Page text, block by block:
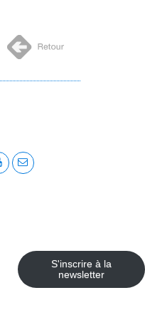
S'inscrire à la
newsletter